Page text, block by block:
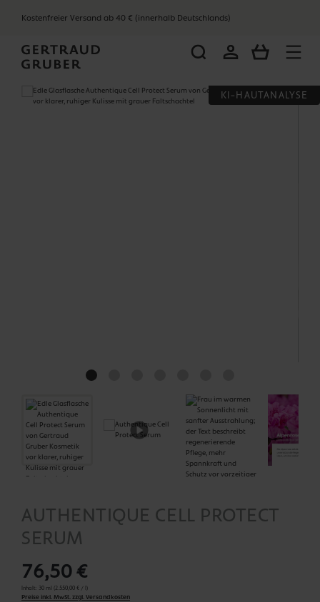
Kostenfreier Versand ab 40 € (innerhalb Deutschlands)
KI-HAUTANALYSE
Bildergalerie überspringen
AUTHENTIQUE CELL PROTECT
SERUM
76,50 €
Inhalt: 30 ml (2.550,00 € / l)
Preise inkl. MwSt. zzgl. Versandkosten